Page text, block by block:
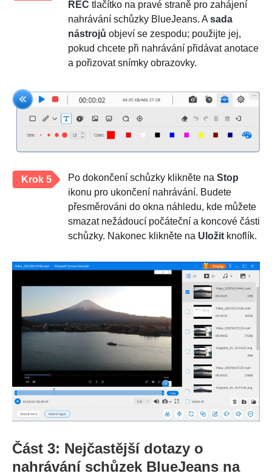
REC tlačítko na pravé straně pro zahájení
nahrávání schůzky BlueJeans. A sada
nástrojů objeví se zespodu; použijte jej,
pokud chcete při nahrávání přidávat anotace
a pořizovat snímky obrazovky.
Krok 5 Po dokončení schůzky klikněte na Stop
ikonu pro ukončení nahrávání. Budete
přesměrováni do okna náhledu, kde můžete
smazat nežádoucí počáteční a koncové části
schůzky. Nakonec klikněte na Uložit knoflík.
Část 3: Nejčastější dotazy o
nahrávání schůzek BlueJeans na